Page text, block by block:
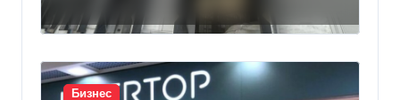
Бизнес